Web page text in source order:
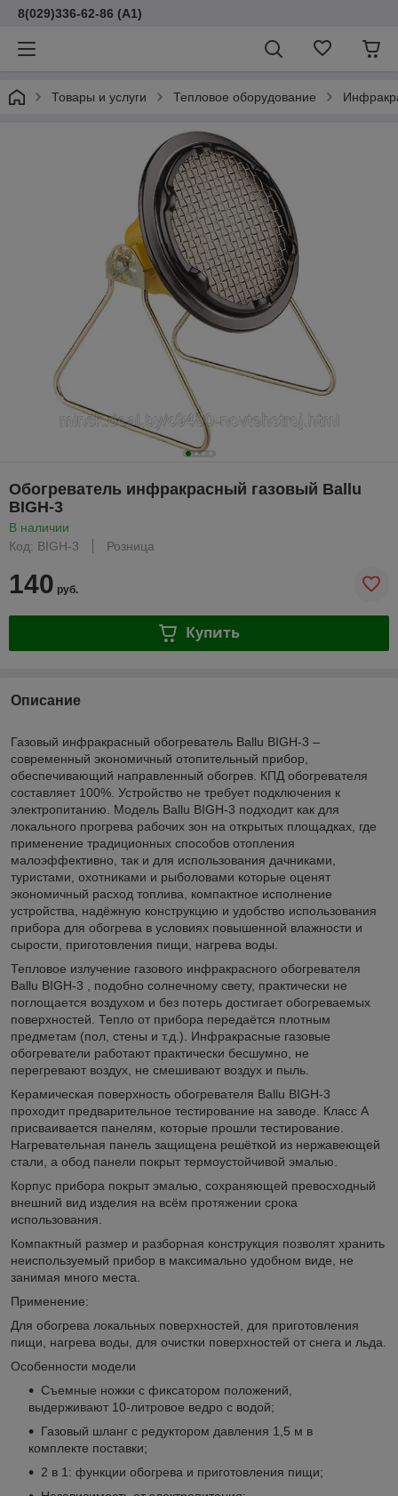
8(029)336-62-86 (A1)
Товары и услуги Тепловое оборудование
Обогреватель инфракрасный газовый Ballu
BIGH-3
В наличии
Код: BIGH-3
Розница
140 руб.
Купить
Описание
Газовый инфракрасный обогреватель Ballu BIGH-3 –
современный экономичный отопительный прибор,
обеспечивающий направленный обогрев. КПД обогревателя
составляет 100%. Устройство не требует подключения к
электропитанию. Модель Ballu BIGH-3 подходит как для
локального прогрева рабочих зон на открытых площадках, где
применение традиционных способов отопления
малоэффективно, так и для использования дачниками,
туристами, охотниками и рыболовами которые оценят
экономичный расход топлива, компактное исполнение
устройства, надёжную конструкцию и удобство использования
прибора для обогрева в условиях повышенной влажности и
сырости, приготовления пищи, нагрева воды.
Тепловое излучение газового инфракрасного обогревателя
Ballu BIGH-3 , подобно солнечному свету, практически не
поглощается воздухом и без потерь достигает обогреваемых
поверхностей. Тепло от прибора передаётся плотным
предметам (пол, стены и т.д.). Инфракрасные газовые
обогреватели работают практически бесшумно, не
перегревают воздух, не смешивают воздух и пыль.
Керамическая поверхность обогревателя Ballu BIGH-3
проходит предварительное тестирование на заводе. Класс А
присваивается панелям, которые прошли тестирование.
Нагревательная панель защищена решёткой из нержавеющей
стали, а обод панели покрыт термоустойчивой эмалью.
Корпус прибора покрыт эмалью, сохраняющей превосходный
внешний вид изделия на всём протяжении срока
использования.
Компактный размер и разборная конструкция позволят хранить
неиспользуемый прибор в максимально удобном виде, не
занимая много места.
Применение:
Для обогрева локальных поверхностей, для приготовления
пищи, нагрева воды, для очистки поверхностей от снега и льда.
Особенности модели
Съемные ножки с фиксатором положений,
выдерживают 10-литровое ведро с водой;
Газовый шланг с редуктором давления 1,5 м в
комплекте поставки;
2 в 1: функции обогрева и приготовления пищи;